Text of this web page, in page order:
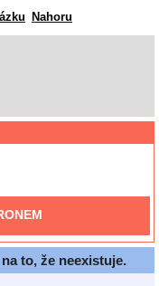
Nahoru
to, že neexistuje.